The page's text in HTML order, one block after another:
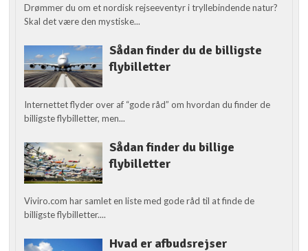
Drømmer du om et nordisk rejseeventyr i tryllebindende natur?
Skal det være den mystiske...
Sådan finder du de billigste
flybilletter
Internettet flyder over af “gode råd” om hvordan du finder de
billigste flybilletter, men...
Sådan finder du billige
flybilletter
Viviro.com har samlet en liste med gode råd til at finde de
billigste flybilletter....
Hvad er afbudsrejser